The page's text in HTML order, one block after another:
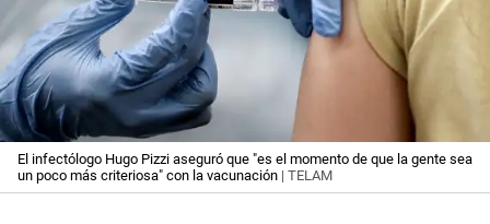
El infectólogo Hugo Pizzi aseguró que "es el momento de que la gente sea
un poco más criteriosa" con la vacunación | TELAM